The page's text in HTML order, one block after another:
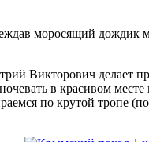
моросящий
Викторович делает
в красивом
по крутой тропе